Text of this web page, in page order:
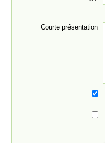
Courte présentation